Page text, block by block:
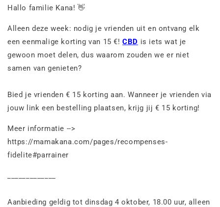
Hallo familie Kana! 👋
Alleen deze week: nodig je vrienden uit en ontvang elk
een eenmalige korting van 15 €!CBD is iets wat je
gewoon moet delen, dus waarom zouden we er niet
samen van genieten?
Bied je vrienden € 15 korting aan. Wanneer je vrienden via
jouw link een bestelling plaatsen, krijg jij € 15 korting!
Meer informatie -->
https://mamakana.com/pages/recompenses-
fidelite#parrainer
Aanbieding geldig tot dinsdag 4 oktober, 18.00 uur, alleen